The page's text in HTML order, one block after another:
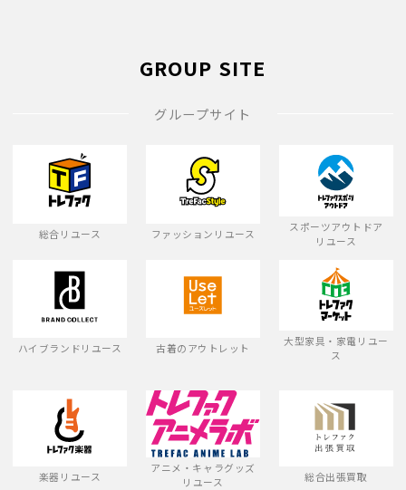
GROUP SITE
グループサイト
総合リユース ファッションリユース
スポーツアウトドア
リユース
ハイブランドリユース 古着のアウトレット
大型家具・家電リユー
ス
楽器リユース
アニメ・キャラグッズ
リユース
総合出張買取